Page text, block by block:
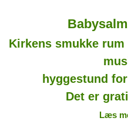
Kirkens smukke rum
hyggestund
Det er
Læs